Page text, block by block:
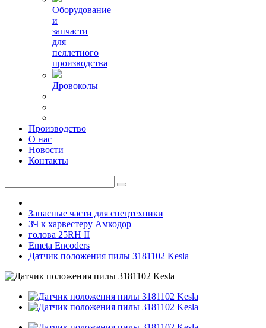
Оборудование
и
запчасти
для
пеллетного
производства
Дровоколы
Производство
О нас
Новости
Контакты
Запасные части для спецтехники
ЗЧ к харвестеру Амкодор
голова 25RH II
Emeta Encoders
Датчик положения пилы 3181102 Kesla